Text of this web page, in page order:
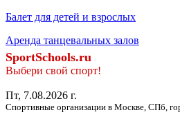
Балет для детей и взрослых
Аренда танцевальных залов
SportSchools.ru
Выбери свой спорт!
Пт, 7.08.2026 г.
Спортивные организации в Москве, СПб,